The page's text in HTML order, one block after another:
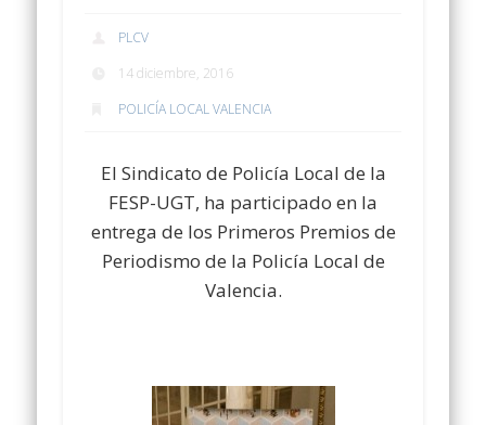
PLCV
14 diciembre, 2016
POLICÍA LOCAL VALENCIA
El Sindicato de Policía Local de la
FESP-UGT, ha participado en la
entrega de los Primeros Premios de
Periodismo de la Policía Local de
Valencia.